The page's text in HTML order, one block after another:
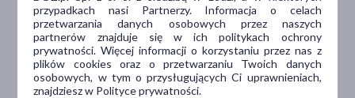
Bezpłatna Infolinia dla
Pacjentów.
Bezpieczeństwo
przypadkach nasi Partnerzy. Informacja o celach
przetwarzania danych osobowych przez naszych
partnerów znajduje się w ich politykach ochrony
prywatności. Więcej informacji o korzystaniu przez nas z
plików cookies oraz o przetwarzaniu Twoich danych
osobowych, w tym o przysługujących Ci uprawnieniach,
znajdziesz w Polityce prywatności.